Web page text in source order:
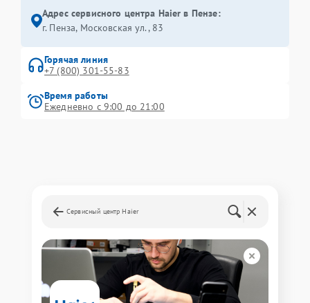
Адрес сервисного центра Haier в Пензе:
г. Пенза, Московская ул., 83
Горячая линия
+7 (800) 301-55-83
Время работы
Ежедневно с 9:00 до 21:00
Сервисный центр Haier